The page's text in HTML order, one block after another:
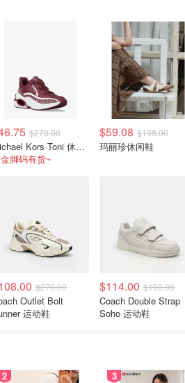
$278.00
Michael Kors Toni 休闲混合材质运动鞋
脚码有货~
$59.08 $198.00
玛丽珍休闲鞋
$270.00
Outlet Bolt
运动鞋
$114.00 $190.00
Coach Double Strap
Soho 运动鞋
2 3